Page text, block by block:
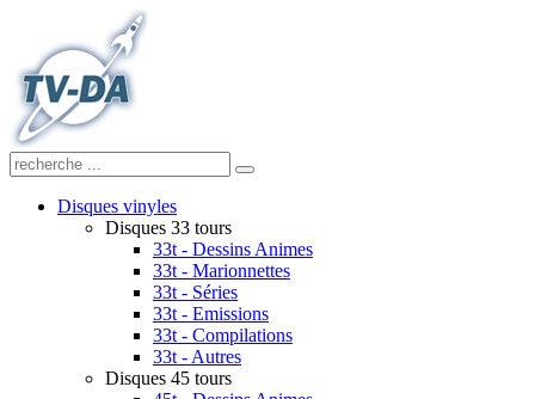
Disques vinyles
Disques 33 tours
33t - Dessins Animes
33t - Marionnettes
33t - Séries
33t - Emissions
33t - Compilations
33t - Autres
Disques 45 tours